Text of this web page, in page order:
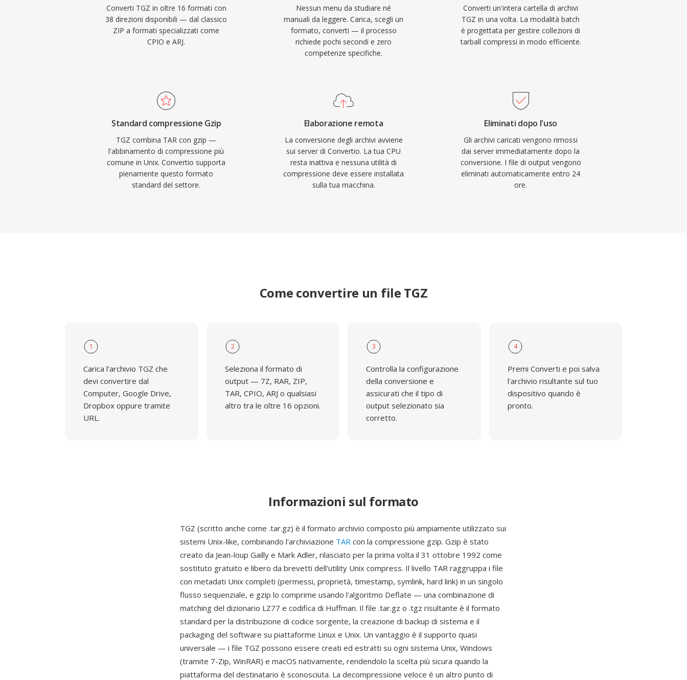
Converti TGZ in oltre 16 formati con
38 direzioni disponibili — dal classico
ZIP a formati specializzati come
CPIO e ARJ.
Nessun menu da studiare né
manuali da leggere. Carica, scegli un
formato, converti — il processo
richiede pochi secondi e zero
competenze specifiche.
Converti un'intera cartella di archivi
TGZ in una volta. La modalità batch
è progettata per gestire collezioni di
tarball compressi in modo efficiente.
Standard compressione Gzip
TGZ combina TAR con gzip —
l'abbinamento di compressione più
comune in Unix. Convertio supporta
pienamente questo formato
standard del settore.
Elaborazione remota
La conversione degli archivi avviene
sui server di Convertio. La tua CPU
resta inattiva e nessuna utilità di
compressione deve essere installata
sulla tua macchina.
Eliminati dopo l'uso
Gli archivi caricati vengono rimossi
dai server immediatamente dopo la
conversione. I file di output vengono
eliminati automaticamente entro 24
ore.
Come convertire un file TGZ
1
Carica l'archivio TGZ che
devi convertire dal
Computer, Google Drive,
Dropbox oppure tramite
URL.
2
Seleziona il formato di
output — 7Z, RAR, ZIP,
TAR, CPIO, ARJ o qualsiasi
altro tra le oltre 16 opzioni.
3
Controlla la configurazione
della conversione e
assicurati che il tipo di
output selezionato sia
corretto.
4
Premi Converti e poi salva
l'archivio risultante sul tuo
dispositivo quando è
pronto.
Informazioni sul formato
TGZ (scritto anche come .tar.gz) è il formato archivio composto più ampiamente utilizzato sui
sistemi Unix-like, combinando l'archiviazione TAR con la compressione gzip. Gzip è stato
creato da Jean-loup Gailly e Mark Adler, rilasciato per la prima volta il 31 ottobre 1992 come
sostituto gratuito e libero da brevetti dell'utility Unix compress. Il livello TAR raggruppa i file
con metadati Unix completi (permessi, proprietà, timestamp, symlink, hard link) in un singolo
flusso sequenziale, e gzip lo comprime usando l'algoritmo Deflate — una combinazione di
matching del dizionario LZ77 e codifica di Huffman. Il file .tar.gz o .tgz risultante è il formato
standard per la distribuzione di codice sorgente, la creazione di backup di sistema e il
packaging del software su piattaforme Linux e Unix. Un vantaggio è il supporto quasi
universale — i file TGZ possono essere creati ed estratti su ogni sistema Unix, Windows
(tramite 7-Zip, WinRAR) e macOS nativamente, rendendolo la scelta più sicura quando la
piattaforma del destinatario è sconosciuta. La decompressione veloce è un altro punto di